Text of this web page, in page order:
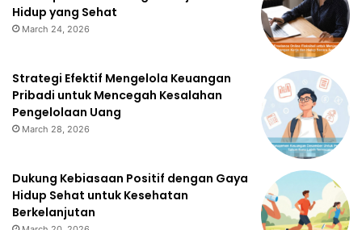
Hidup yang Sehat
March 24, 2026
Strategi Efektif Mengelola Keuangan
Pribadi untuk Mencegah Kesalahan
Pengelolaan Uang
March 28, 2026
Dukung Kebiasaan Positif dengan Gaya
Hidup Sehat untuk Kesehatan
Berkelanjutan